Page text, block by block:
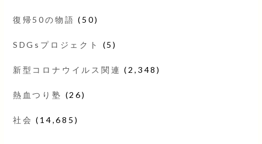
復帰50の物語 (50)
SDGsプロジェクト (5)
新型コロナウイルス関連 (2,348)
熱血つり塾 (26)
社会 (14,685)